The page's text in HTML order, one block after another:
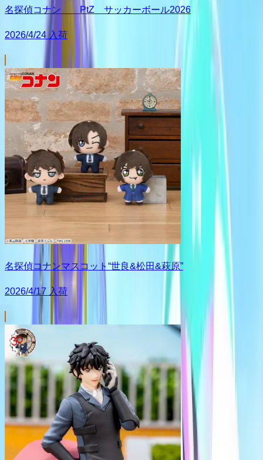
名探偵コナン PtZ サッカーボール2026
2026/4/24 入荷
名探偵コナンマスコット“世良&松田&萩原”
2026/4/17 入荷